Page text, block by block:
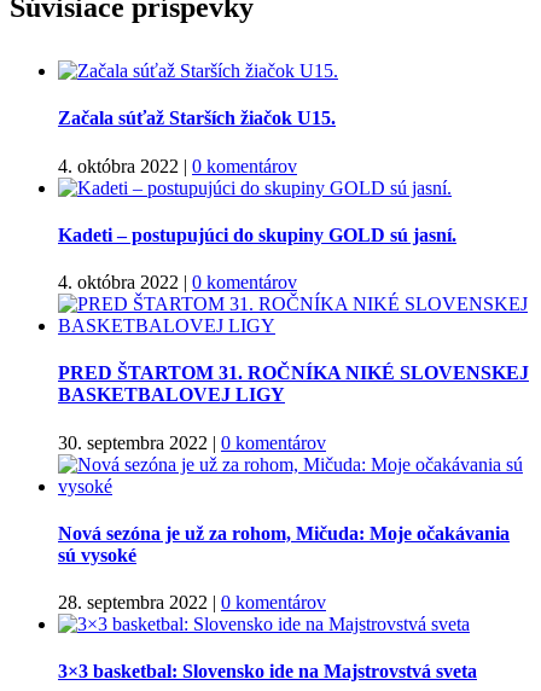
Súvisiace príspevky
Začala súťaž Starších žiačok U15.
4. októbra 2022 | 0 komentárov
Kadeti – postupujúci do skupiny GOLD sú jasní.
4. októbra 2022 | 0 komentárov
PRED ŠTARTOM 31. ROČNÍKA NIKÉ SLOVENSKEJ
BASKETBALOVEJ LIGY
30. septembra 2022 | 0 komentárov
Nová sezóna je už za rohom, Mičuda: Moje očakávania
sú vysoké
28. septembra 2022 | 0 komentárov
3×3 basketbal: Slovensko ide na Majstrovstvá sveta